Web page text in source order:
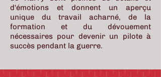
d'émotions et donnent un aperçu
unique du travail acharné, de la
formation et du dévouement
nécessaires pour devenir un pilote à
succès pendant la guerre.